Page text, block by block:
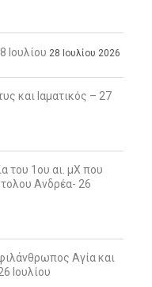
Ιουλίου 28 Ιουλίου 2026
και Ιαματικός – 27
του 1ου αι. μΧ που
Ανδρέα- 26
Αγία και
Ιουλίου